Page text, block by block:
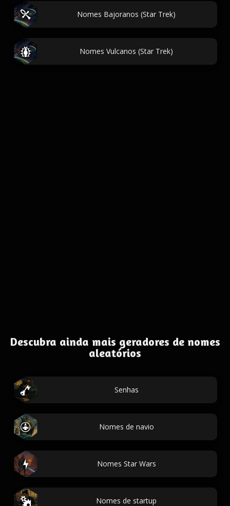
Nomes Bajoranos (Star Trek)
Nomes Vulcanos (Star Trek)
Descubra ainda mais geradores de nomes
aleatórios
Senhas
Nomes de navio
Nomes Star Wars
Nomes de startup